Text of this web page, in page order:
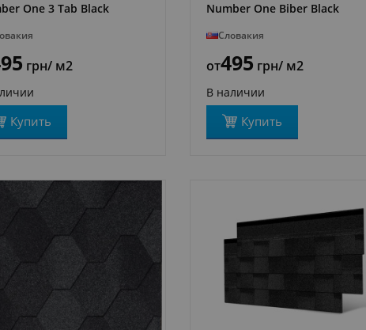
ПОДРОБНЕЕ
One 3 Tab Black
грн/ м2
Купить
ПОДРОБНЕЕ
Number One Biber Black
Словакия
от495 грн/ м2
В наличии
Купить